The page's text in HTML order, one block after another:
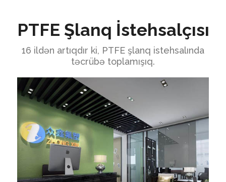
PTFE Şlanq İstehsalçısı
16 ildən artıqdır ki, PTFE şlanq istehsalında
təcrübə toplamışıq.